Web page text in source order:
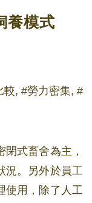
養模式
較, #勞力密集, #
式畜舍為主，
況。另外於員工
使用，除了人工